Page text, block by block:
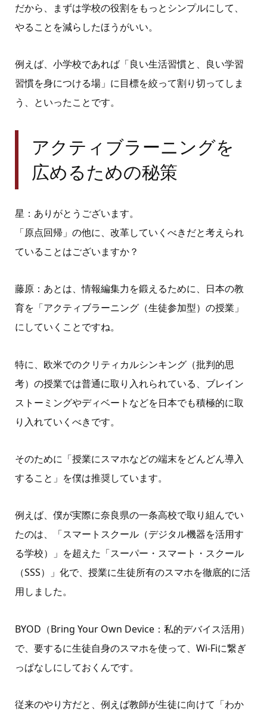
だから、まずは学校の役割をもっとシンプルにして、
やることを減らしたほうがいい。
例えば、小学校であれば「良い生活習慣と、良い学習
習慣を身につける場」に目標を絞って割り切ってしま
う、といったことです。
アクティブラーニングを
広めるための秘策
星：ありがとうございます。
「原点回帰」の他に、改革していくべきだと考えられ
ていることはございますか？
藤原：あとは、情報編集力を鍛えるために、日本の教
育を「アクティブラーニング（生徒参加型）の授業」
にしていくことですね。
特に、欧米でのクリティカルシンキング（批判的思
考）の授業では普通に取り入れられている、ブレイン
ストーミングやディベートなどを日本でも積極的に取
り入れていくべきです。
そのために「授業にスマホなどの端末をどんどん導入
すること」を僕は推奨しています。
例えば、僕が実際に奈良県の一条高校で取り組んでい
たのは、「スマートスクール（デジタル機器を活用す
る学校）」を超えた「スーパー・スマート・スクール
（SSS）」化で、授業に生徒所有のスマホを徹底的に活
用しました。
BYOD （Bring Your Own Device：私的デバイス活用）
で、要するに生徒自身のスマホを使って、 Wi-Fiに繋ぎ
っぱなしにしておくんです。
従来のやり方だと、例えば教師が生徒に向けて「わか